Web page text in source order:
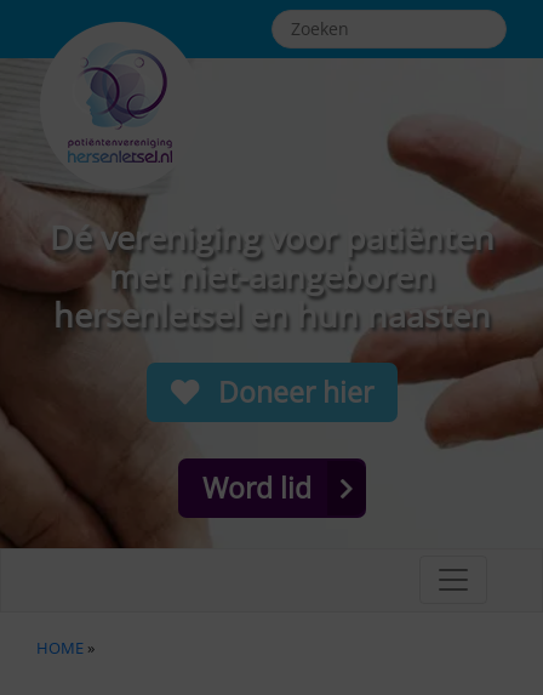
Dé vereniging voor patiënten
met niet-aangeboren
hersenletsel en hun naasten
Doneer hier
Word lid
HOME »